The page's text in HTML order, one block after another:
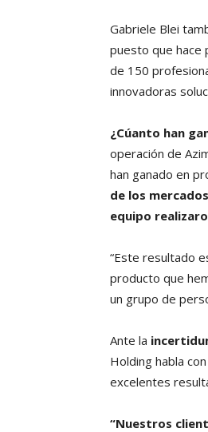
Gabriele Blei
puesto que hace
de 150
innovadoras
¿Cúanto han
operación de
han ganado en
de los
equipo
“Este resultado
producto que
un grupo de
Ante la
Holding habla
excelentes
“Nuestros